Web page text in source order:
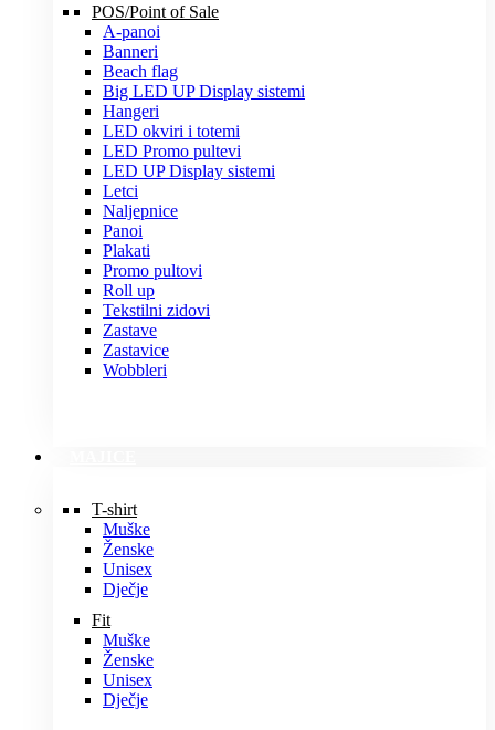
POS/Point of Sale
A-panoi
Banneri
Beach flag
Big LED UP Display sistemi
Hangeri
LED okviri i totemi
LED Promo pultevi
LED UP Display sistemi
Letci
Naljepnice
Panoi
Plakati
Promo pultovi
Roll up
Tekstilni zidovi
Zastave
Zastavice
Wobbleri
T-shirt
Muške
Ženske
Unisex
Dječje
Fit
Muške
Ženske
Unisex
Dječje